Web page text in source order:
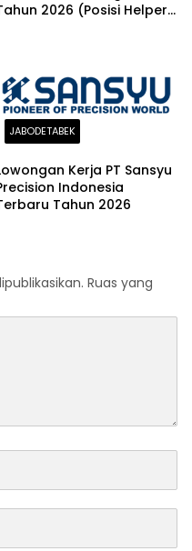
2026 (Posisi Helper
JABODETABEK
Kerja PT Sansyu
Indonesia
Tahun 2026
Ruas yang